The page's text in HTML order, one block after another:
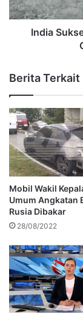
India
Berita Terkait
Mobil Wakil
Umum Angkatan
Rusia Dibakar
28/08/2022